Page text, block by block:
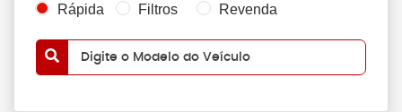
Rápida Filtros Revenda
Digite o Modelo do Veículo